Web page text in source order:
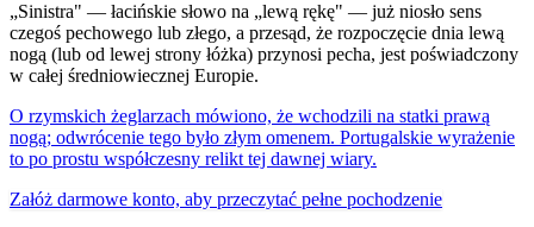
„Sinistra" — łacińskie słowo na „lewą rękę" — już niosło sens
czegoś pechowego lub złego, a przesąd, że rozpoczęcie dnia lewą
nogą (lub od lewej strony łóżka) przynosi pecha, jest poświadczony
w całej średniowiecznej Europie.
O rzymskich żeglarzach mówiono, że wchodzili na statki prawą
nogą; odwrócenie tego było złym omenem. Portugalskie wyrażenie
to po prostu współczesny relikt tej dawnej wiary.
Załóż darmowe konto, aby przeczytać pełne pochodzenie